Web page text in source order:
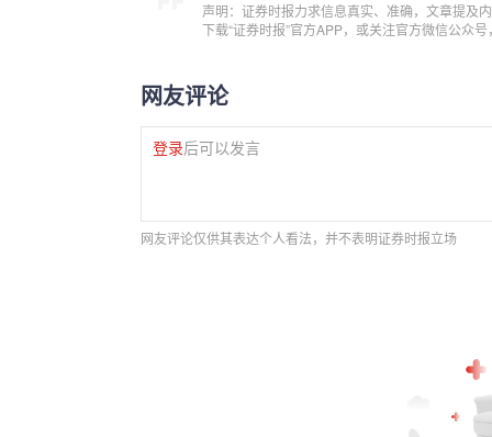
声明：证券时报力求信息真实、准确，文章提及
下载“证券时报”官方APP，或关注官方微信公众
网友评论
登录后可以发言
网友评论仅供其表达个人看法，并不表明证券时报立场